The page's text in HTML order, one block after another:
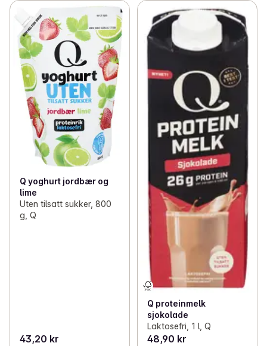
Q yoghurt jordbær og
lime
Uten tilsatt sukker, 800
g, Q
43,20 kr
Q proteinmelk
sjokolade
Laktosefri, 1 l, Q
48,90 kr